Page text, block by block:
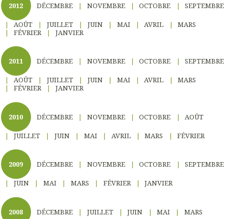
2012 DÉCEMBRE NOVEMBRE OCTOBRE SEPTEMBRE
AOÛT JUILLET JUIN MAI AVRIL
MARS
FÉVRIER
JANVIER
2011 DÉCEMBRE NOVEMBRE OCTOBRE SEPTEMBRE
AOÛT JUILLET JUIN MAI AVRIL
MARS
FÉVRIER
JANVIER
2010 DÉCEMBRE NOVEMBRE OCTOBRE AOÛT
JUILLET JUIN MAI AVRIL MARS FÉVRIER
2009 DÉCEMBRE NOVEMBRE OCTOBRE SEPTEMBRE
JUIN MAI MARS FÉVRIER JANVIER
2008 DÉCEMBRE JUILLET JUIN MAI MARS